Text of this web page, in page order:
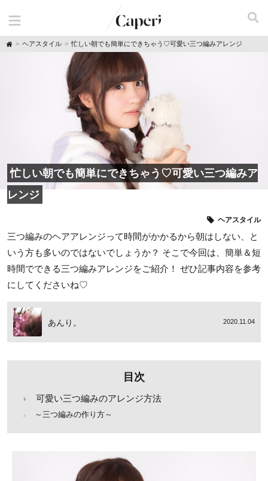
H
ヘアスタイル 忙しい朝でも簡単にできちゃう♡可愛い三つ編みアレンジ
忙しい朝でも簡単にできちゃう♡可愛い三つ編みア
レンジ
ヘアスタイル
三つ編みのヘアアレンジって時間がかかるから朝はしない、と
いう方も多いのではないでしょうか？ そこで今回は、簡単＆短
時間でできる三つ編みアレンジをご紹介！ ぜひ記事内容を参考
にしてくださいね♡
あんり。 2020.11.04
目次
可愛い三つ編みのアレンジ方法
～三つ編みの作り方～